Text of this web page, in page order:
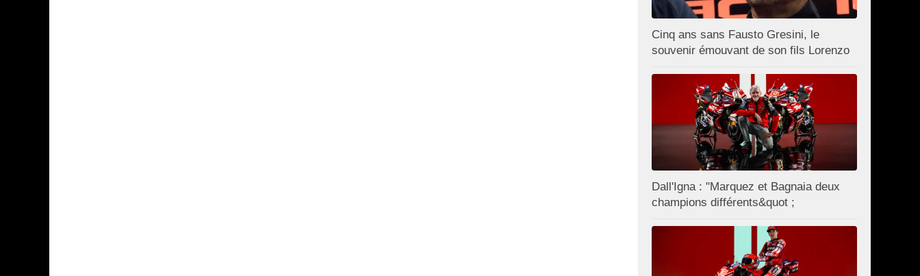
Cinq ans sans Fausto Gresini, le
souvenir émouvant de son fils Lorenzo
Dall'Igna : "Marquez et Bagnaia deux
champions différents&quot ;